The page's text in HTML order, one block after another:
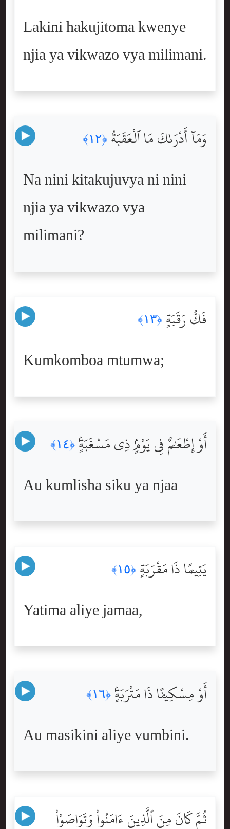
Lakini hakujitoma kwenye
njia ya vikwazo vya milimani.
وَمَآ أَدْرَىٰكَ مَا ٱلْعَقَبَةُ ﴿١٢﴾
Na nini kitakujuvya ni nini
njia ya vikwazo vya
milimani?
فَكُّ رَقَبَةٍ ﴿١٣﴾
Kumkomboa mtumwa;
أَوْ إِطْعَٰمٌۭ فِى يَوْمٍۢ ذِى مَسْغَبَةٍۢ ﴿١٤﴾
Au kumlisha siku ya njaa
يَتِيمًۭا ذَا مَقْرَبَةٍ ﴿١٥﴾
Yatima aliye jamaa,
أَوْ مِسْكِينًۭا ذَا مَتْرَبَةٍۢ ﴿١٦﴾
Au masikini aliye vumbini.
ثُمَّ كَانَ مِنَ ٱلَّذِينَ ءَامَنُواْ وَتَوَاصَوْاْ